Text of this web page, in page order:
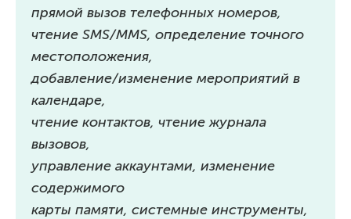
прямой вызов телефонных номеров,
чтение SMS/MMS, определение точного
местоположения,
добавление/изменение мероприятий в
календаре,
чтение контактов, чтение журнала
вызовов,
управление аккаунтами, изменение
содержимого
карты памяти, системные инструменты,